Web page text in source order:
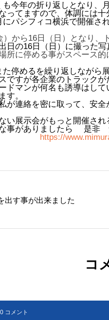
今年の折り返しとなり、
ってますので、体調には十
パシフィコ横浜で開催さ
から16日（日）となり、
日の16日（日）に撮った写
所に停める事がスペース
停めるを繰り返しながら
ですが各企業のトラック
ドマンが何名も誘導はし
す。
が連絡を密に取って、安
い展示会がもっと開催され
事がありましたら 是非
https://
出す事が出来ました
コ
0 コメント